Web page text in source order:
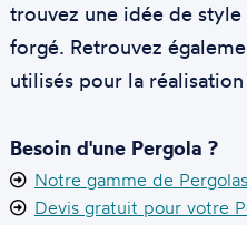
trouvez une idée de
forgé. Retrouvez
utilisés pour la
Besoin d'une Pergola ?
Notre gamme de
Devis gratuit pour votre